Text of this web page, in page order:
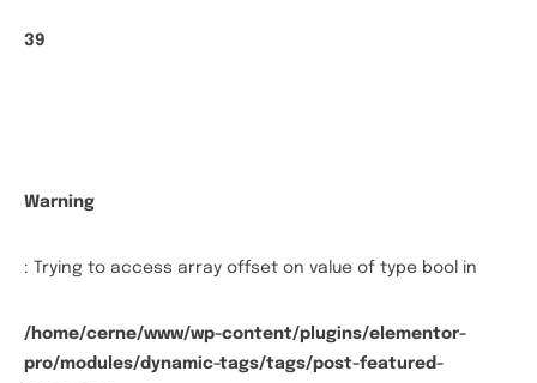
39
Warning
: Trying to access array offset on value of type bool in
/home/cerne/www/wp-content/plugins/elementor-
pro/modules/dynamic-tags/tags/post-featured-